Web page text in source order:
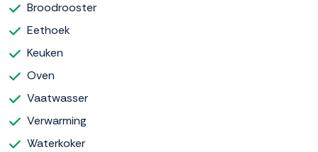
Broodrooster
Eethoek
Keuken
Oven
Vaatwasser
Verwarming
Waterkoker